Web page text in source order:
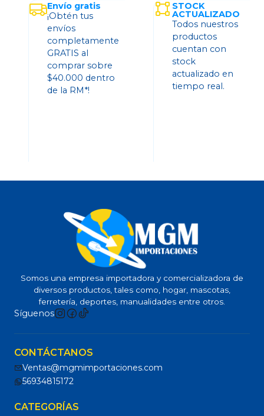
Envío gratis
¡Obtén tus
envíos
completamente
GRATIS al
comprar sobre
$40.000 dentro
de la RM*!
STOCK
ACTUALIZADO
Todos nuestros
productos
cuentan con
stock
actualizado en
tiempo real.
Somos una empresa importadora y comercializadora de
diversos productos, tales como, hogar, mascotas,
ferretería, deportes, manualidades entre otros.
Síguenos
CONTÁCTANOS
Ventas@mgmimportaciones.com
56934815172
CATEGORÍAS